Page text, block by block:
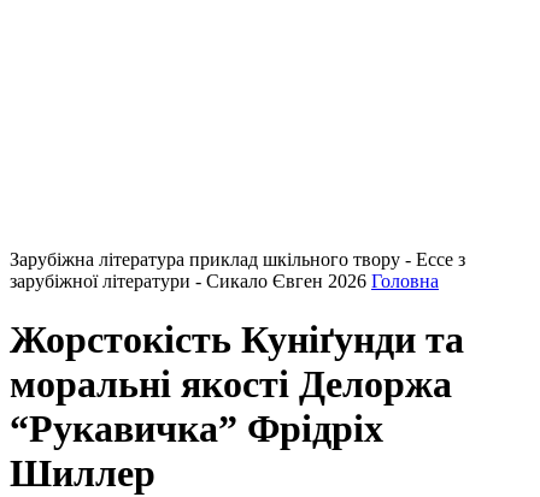
Зарубіжна література приклад шкільного твору - Ессе з
зарубіжної літератури - Сикало Євген 2026 Головна
Жорстокість Куніґунди та
моральні якості Делоржа
“Рукавичка” Фрідріх
Шиллер